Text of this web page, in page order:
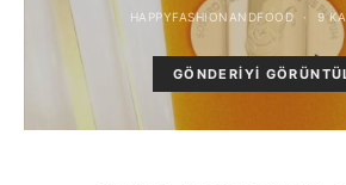
HAPPYFASHIONANDFOOD 9
GÖNDERIYI